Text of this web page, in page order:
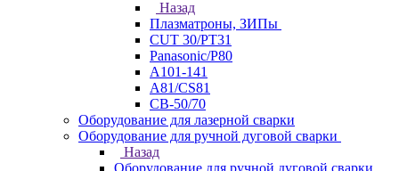
Назад
Плазматроны, ЗИПы
CUT 30/PT31
Panasonic/P80
А101-141
А81/CS81
СВ-50/70
Оборудование для лазерной сварки
Оборудование для ручной дуговой сварки
Назад
Оборудование для ручной дуговой сварки